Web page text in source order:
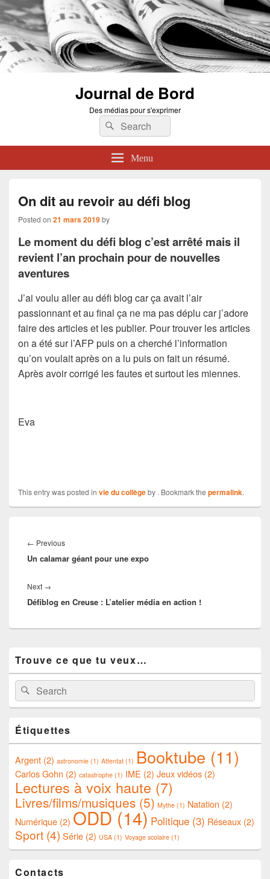
Journal de Bord
Des médias pour s'exprimer
Search
for:
Search
Menu
On dit au revoir au défi blog
Posted on 21 mars 2019by
Le moment du défi blog c’est arrêté mais il
revient l’an prochain pour de nouvelles
aventures
J’ai voulu aller au défi blog car ça avait l’air
passionnant et au final ça ne ma pas déplu car j’adore
faire des articles et les publier. Pour trouver les articles
on a été sur l’AFP puis on a cherché l’information
qu’on voulait après on a lu puis on fait un résumé.
Après avoir corrigé les fautes et surtout les miennes.
Eva
This entry was posted in vie du collègeby . Bookmark the permalink.
de
l’article
← PreviousPrevious
post:
Un calamar géant pour une expo
Next →
post:
Défiblog en Creuse : L’atelier média en action !
Sidebar
Widget
Area
Trouve ce que tu veux…
Search
for:
Search
Étiquettes
Argent (2) astronomie (1) Attentat (1) Booktube (11)
Carlos Gohn (2) catastrophe (1) IME (2) Jeux vidéos (2)
Lectures à voix haute (7)
Livres/films/musiques (5) Mythe (1) Natation (2)
Numérique (2) ODD(14) Politique (3) Réseaux (2)
Sport (4) Série (2) USA (1) Voyage scolaire (1)
Contacts